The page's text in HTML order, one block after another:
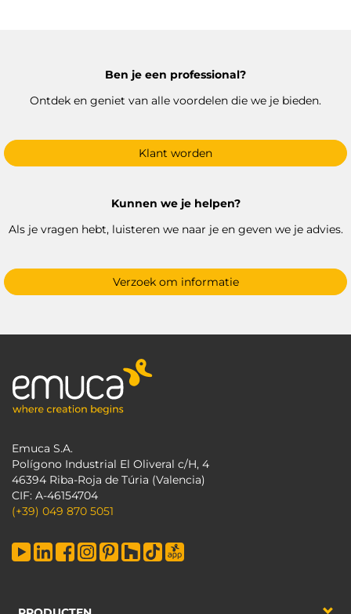
Ben je een professional?
Ontdek en geniet van alle voordelen die we je bieden.
Klant worden
Kunnen we je helpen?
Als je vragen hebt, luisteren we naar je en geven we je advies.
Verzoek om informatie
Emuca S.A.
Polígono Industrial El Oliveral c/H, 4
46394 Riba-Roja de Túria (Valencia)
CIF: A-46154704
(+39) 049 870 5051